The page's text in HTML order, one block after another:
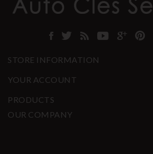
STORE INFORMATION
YOUR ACCOUNT
PRODUCTS
OUR COMPANY